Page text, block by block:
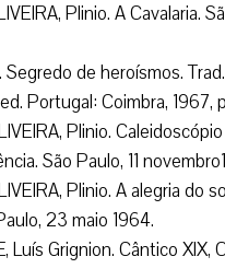
Plinio. A Cavalaria.
de heroísmos.
Portugal: Coimbra, 1967,
Plinio.
São Paulo, 11
Plinio. A alegria do
23 maio 1964.
Luís Grignion. Cântico XlX,